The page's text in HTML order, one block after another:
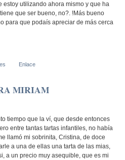
estoy utilizando ahora mismo y que ha
que ser bueno, no?. !Más bueno
para que podaís apreciar de más cerca
Enlace
MIRIAM
tiempo que la ví, que desde entonces
entre tantas tartas infantiles, no había
llamó mi sobrinita, Cristina, de doce
a una de ellas una tarta de las mias,
a un precio muy asequible, que es mi